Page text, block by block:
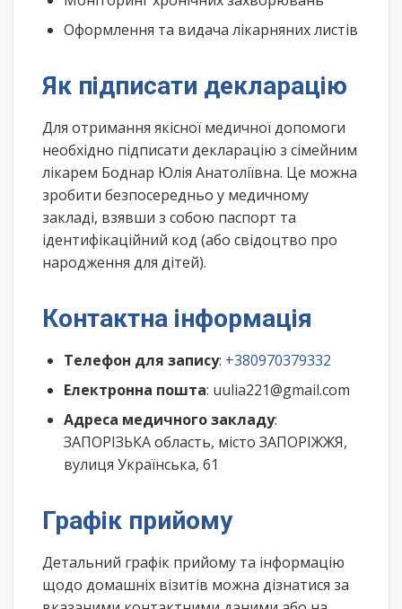
Оформлення та видача лікарняних листів
Як підписати декларацію
Для отримання якісної медичної допомоги
необхідно підписати декларацію з сімейним
лікарем Боднар Юлія Анатоліївна. Це можна
зробити безпосередньо у медичному
закладі, взявши з собою паспорт та
ідентифікаційний код (або свідоцтво про
народження для дітей).
Контактна інформація
Телефон для запису: +380970379332
Електронна пошта: uulia221@gmail.com
Адреса медичного закладу:
ЗАПОРІЗЬКА область, місто ЗАПОРІЖЖЯ,
вулиця Українська, 61
Графік прийому
Детальний графік прийому та інформацію
щодо домашніх візитів можна дізнатися за